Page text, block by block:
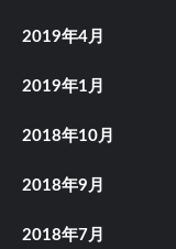
2019年4月
2019年1月
2018年10月
2018年9月
2018年7月